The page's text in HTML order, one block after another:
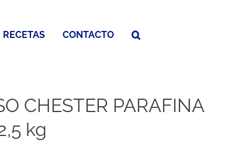
RECETAS CONTACTO
CHESTER PARAFINA
kg